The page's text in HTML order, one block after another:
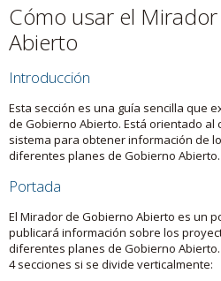
Cómo usar el
Abierto
Introducción
Esta sección es una guía sencilla que
de Gobierno Abierto. Está orientado al
sistema para obtener información de
diferentes planes de Gobierno Abierto.
Portada
El Mirador de Gobierno Abierto es un
publicará información sobre los
diferentes planes de Gobierno
4 secciones si se divide verticalmente: